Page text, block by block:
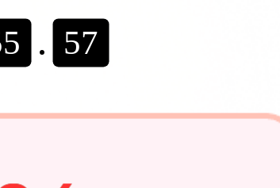
. 75
邊性感露背低領
210
(100+)